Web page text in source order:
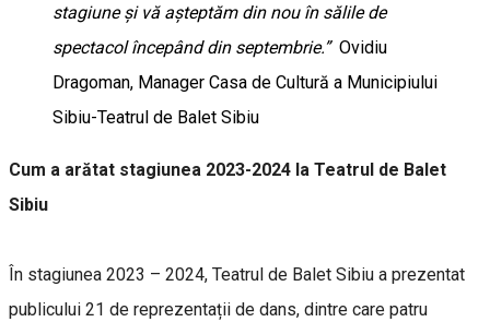
stagiune și vă așteptăm din nou în sălile de
spectacol începând din septembrie.” Ovidiu
Dragoman, Manager Casa de Cultură a Municipiului
Sibiu-Teatrul de Balet Sibiu
Cum a arătat stagiunea 2023-2024 la Teatrul de Balet
Sibiu
În stagiunea 2023 – 2024, Teatrul de Balet Sibiu a prezentat
publicului 21 de reprezentații de dans, dintre care patru